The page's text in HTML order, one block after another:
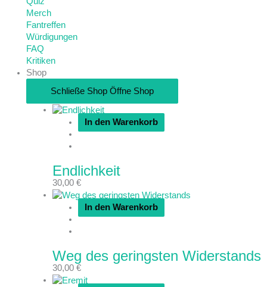
Merch
Fantreffen
Würdigungen
FAQ
Kritiken
Shop
Schließe Shop Öffne Shop
In den Warenkorb
Endlichkeit
30,00 €
In den Warenkorb
Weg des geringsten Widerstands
30,00 €